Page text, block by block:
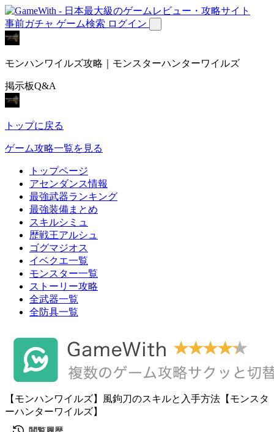
事前ガチャ ゲーム検索 ログイン
モンハンワイルズ攻略｜モンスターハンターワイルズ
掲示板Q&A
トップに戻る
ゲーム攻略一覧を見る
トップページ
アセンダンス情報
最強武器ランキング
最強装備まとめ
スキルシミュ
歴戦王アルシュ
ゴグマジオス
イベクエ一覧
モンスター一覧
ストーリー攻略
全武器一覧
全防具一覧
【モンハンワイルズ】風鉤刀のスキルと入手方法【モンスタ
ーハンターワイルズ】